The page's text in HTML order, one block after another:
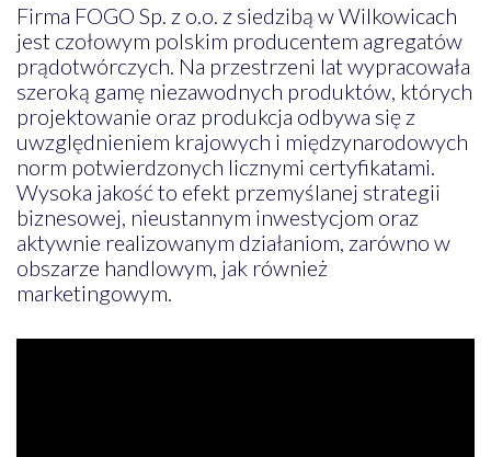
Firma FOGO Sp. z o.o. z siedzibą w Wilkowicach
jest czołowym polskim producentem agregatów
prądotwórczych. Na przestrzeni lat wypracowała
szeroką gamę niezawodnych produktów, których
projektowanie oraz produkcja odbywa się z
uwzględnieniem krajowych i międzynarodowych
norm potwierdzonych licznymi certyfikatami.
Wysoka jakość to efekt przemyślanej strategii
biznesowej, nieustannym inwestycjom oraz
aktywnie realizowanym działaniom, zarówno w
obszarze handlowym, jak również
marketingowym.